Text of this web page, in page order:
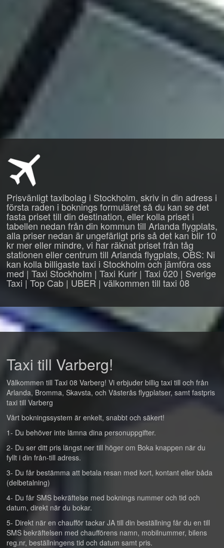
Prisvänligt taxibolag i Stockholm, skriv in din adress i
första raden i boknings formuläret så du kan se det
fasta priset till din destination, eller kolla priset i
tabellen nedan från din kommun till Arlanda flygplats,
alla priser nedan är ungefärligt pris så det kan blir 10
kr mer eller mindre, vi har räknat priset från tåg
stationen eller centrum till Arlanda flygplats, OBS: Ni
kan kolla billigaste taxi i Stockholm och jämföra oss
med | Taxi Stockholm | Taxi Kurir | Taxi 020 | Sverige
Taxi | Top Cab | UBER | välkommen till taxi 08
Taxi till Varberg!
Välkommen till Taxi 08 Varberg! Vi erbjuder billig taxi till och från
Arlanda, Bromma, Skavsta, och Västerås flygplatser, samt fastpris
taxi till Varberg
Vårt bokningssystem är enkelt, snabbt och säkert!
1- Du behöver inte lämna dina personuppgifter.
2- Du ser ditt pris längst ner till höger om Boka knappen när du
fyllt i din från-till adress.
3- Du får bestämma att betala resan med kort, kontant eller båda
(delbetalning)
4- Du får SMS bekräftelse med boknings nummer och tid och
datum, direkt när du bokar.
5- Direkt när en chaufför tackar JA till din beställning får du en till
SMS bekräftelsen med chaufförens namn, mobilnummer, bilens
reg.nr, beställningens tid och datum samt pris.